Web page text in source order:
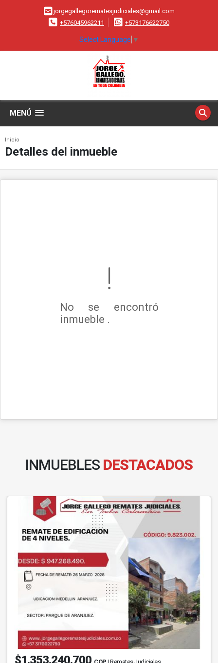
jorgegallegorematesjudiciales@gmail.com
+576045962211
+573176622750
Select Language ▼
MENÚ
Inicio
Detalles del inmueble
No se encontró
inmueble .
INMUEBLES DESTACADOS